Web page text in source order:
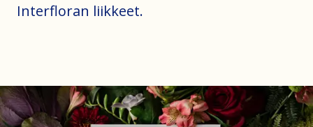
Interfloran liikkeet.